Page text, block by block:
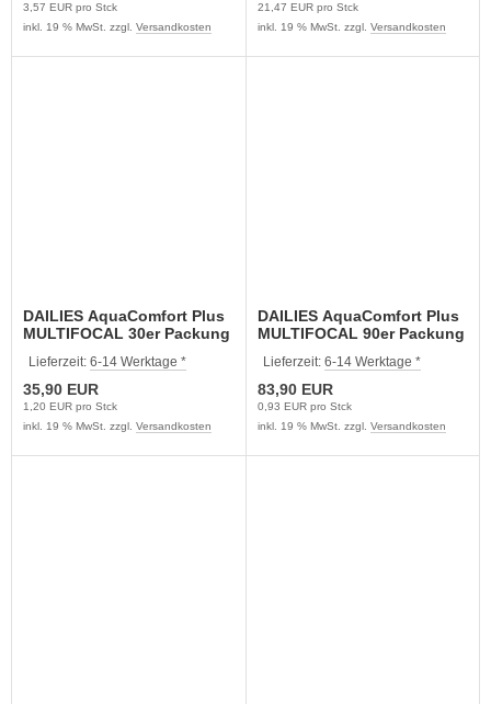
3,57 EUR pro Stck
inkl. 19 % MwSt. zzgl. Versandkosten
21,47 EUR pro Stck
inkl. 19 % MwSt. zzgl. Versandkosten
DAILIES AquaComfort Plus
MULTIFOCAL 30er Packung
Lieferzeit: 6-14 Werktage *
35,90 EUR
1,20 EUR pro Stck
inkl. 19 % MwSt. zzgl. Versandkosten
DAILIES AquaComfort Plus
MULTIFOCAL 90er Packung
Lieferzeit: 6-14 Werktage *
83,90 EUR
0,93 EUR pro Stck
inkl. 19 % MwSt. zzgl. Versandkosten